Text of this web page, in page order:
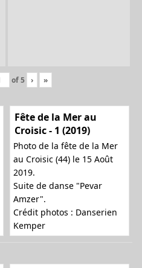
of5 › »
Fête de la Mer au
Croisic - 1 (2019)
Photo de la fête de la Mer
au Croisic (44) le 15 Août
2019.
Suite de danse "Pevar
Amzer".
Crédit photos : Danserien
Kemper